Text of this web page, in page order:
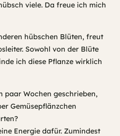
viele. Da freue ich mich
hübschen Blüten, freut
Sowohl von der Blüte
ich diese Pflanze wirklich
paar Wochen geschrieben,
Gemüsepflänzchen
Energie dafür. Zumindest